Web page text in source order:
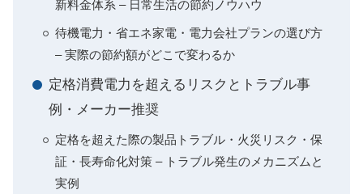
新料金体系 – 日常生活の節約ノウハウ
待機電力・省エネ家電・電力会社プランの選び方
– 実際の節約額がどこで変わるか
定格消費電力を超えるリスクとトラブル事
例・メーカー推奨
定格を超えた際の製品トラブル・火災リスク・保
証・長寿命化対策 – トラブル発生のメカニズムと
実例